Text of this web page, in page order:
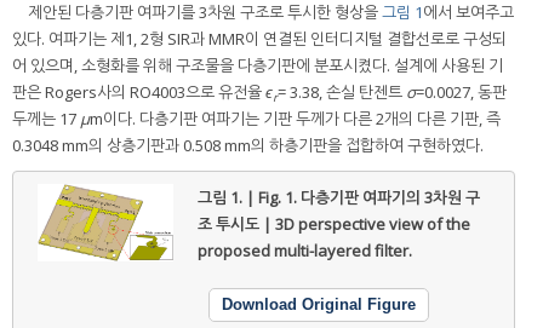
제안된 다층기판 여파기를 3차원 구조로 투시한 형상을그림 1에서 보여주고
있다. 여파기는 제1, 2형 SIR과 MMR이 연결된 인터디지털 결합선로로 구성되
어 있으며, 소형화를 위해 구조물을 다층기판에 분포시켰다. 설계에 사용된 기
판은 Rogers사의 RO4003으로 유전율ϵr= 3.38, 손실 탄젠트 σ=0.0027, 동판
두께는 17 μm이다. 다층기판 여파기는 기판 두께가 다른 2개의 다른 기판, 즉
0.3048 mm의 상층기판과 0.508 mm의 하층기판을 접합하여 구현하였다.
그림 1. | Fig. 1. 다층기판 여파기의 3차원 구
조 투시도 | 3D perspective view of the
proposed multi-layered filter.
Download Original Figure